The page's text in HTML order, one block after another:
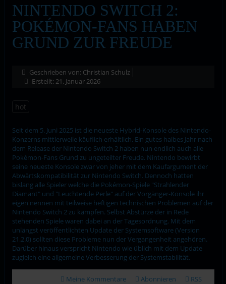
NINTENDO SWITCH 2:
POKÉMON-FANS HABEN
GRUND ZUR FREUDE
Geschrieben von: Christian Schulz
Erstellt: 21. Januar 2026
hot
Seit dem 5. Juni 2025 ist die neueste Hybrid-Konsole des Nintendo-
Konzerns mittlerweile käuflich erhältlich. Ein gutes halbes Jahr nach
dem Release der Nintendo Switch 2 haben nun endlich auch alle
Pokémon-Fans Grund zu ungeteilter Freude. Nintendo bewirbt
seine neueste Konsole zwar von jeher mit dem Kaufargument der
Abwärtskompatibilität zur Nintendo Switch. Dennoch hatten
bislang alle Spieler welche die Pokémon-Spiele "Strahlender
Diamant" und "Leuchtende Perle" auf der Vorgänger-Konsole ihr
eigen nennen mit teilweise heftigen technischen Problemen auf der
Nintendo Switch 2 zu kämpfen. Selbst Abstürze der in Rede
stehenden Spiele waren dabei an der Tagesordnung. Mit dem
unlängst veröffentlichten Update der Systemsoftware (Version
21.2.0) sollten diese Probleme nun der Vergangenheit angehören.
Darüber hinaus verspricht Nintendo wie üblich mit dem Update
zugleich eine allgemeine Verbesserung der Systemstabilität.
Meine Kommentare Abonnieren RSS